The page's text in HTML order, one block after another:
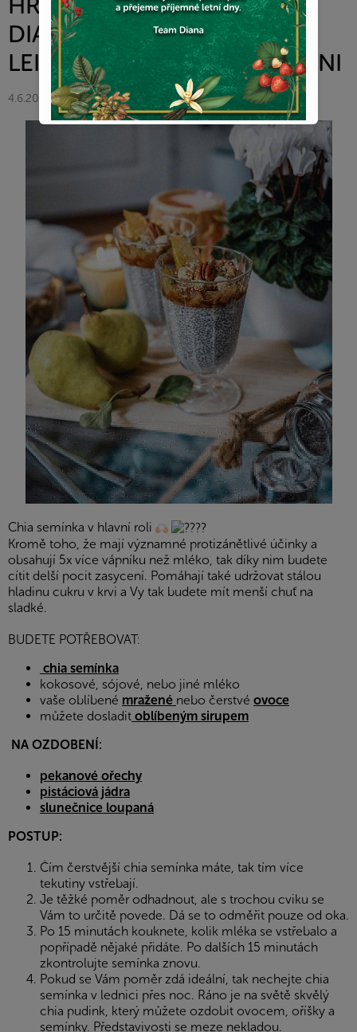
DIANA COMPANY &
LEILABLAZ- DIANA V KUCHYNI
4.6.2021
Chia semínka v hlavní roli
Kromě toho, že mají významné protizánětlivé účinky a
obsahují 5x více vápníku než mléko, tak díky nim budete
cítit delší pocit zasycení. Pomáhají také udržovat stálou
hladinu cukru v krvi a Vy tak budete mít menší chuť na
sladké.
BUDETE POTŘEBOVAT:
chia semínka
kokosové, sójové, nebo jiné mléko
vaše oblíbené mražené nebo čerstvé ovoce
můžete dosladit oblíbeným sirupem
NA OZDOBENÍ:
pekanové ořechy
pistáciová jádra
slunečnice loupaná
POSTUP:
Čím čerstvější chia semínka máte, tak tím více
tekutiny vstřebají.
Je těžké poměr odhadnout, ale s trochou cviku se
Vám to určitě povede. Dá se to odměřit pouze od oka.
Po 15 minutách kouknete, kolik mléka se vstřebalo a
popřípadě nějaké přidáte. Po dalších 15 minutách
zkontrolujte semínka znovu.
Pokud se Vám poměr zdá ideální, tak nechejte chia
semínka v lednici přes noc. Ráno je na světě skvělý
chia pudink, který můžete ozdobit ovocem, oříšky a
semínky. Představivosti se meze nekladou.